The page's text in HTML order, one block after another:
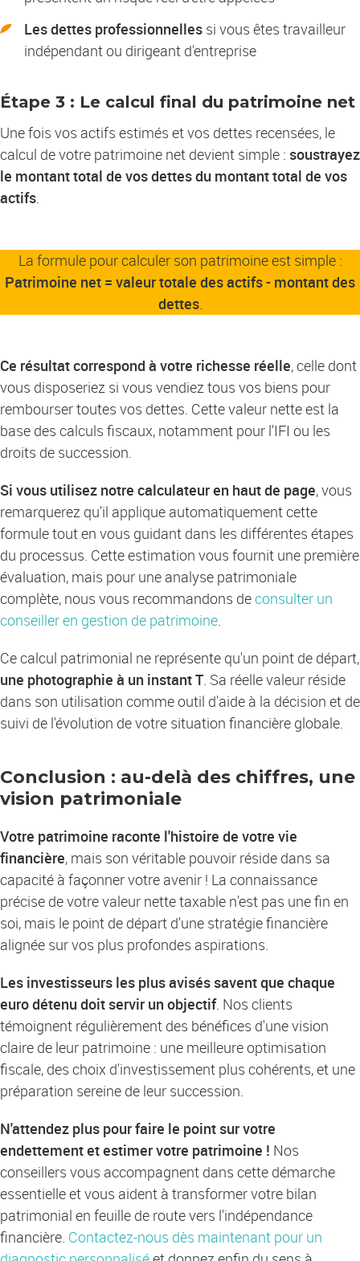
Les dettes professionnelles si vous êtes travailleur
indépendant ou dirigeant d'entreprise
Étape 3 : Le calcul final du patrimoine net
Une fois vos actifs estimés et vos dettes recensées, le
calcul de votre patrimoine net devient simple : soustrayez
le montant total de vos dettes du montant total de vos
actifs.
La formule pour calculer son patrimoine est simple :
Patrimoine net = valeur totale des actifs - montant des
dettes.
Ce résultat correspond à votre richesse réelle, celle dont
vous disposeriez si vous vendiez tous vos biens pour
rembourser toutes vos dettes. Cette valeur nette est la
base des calculs fiscaux, notamment pour l'IFI ou les
droits de succession.
Si vous utilisez notre calculateur en haut de page, vous
remarquerez qu'il applique automatiquement cette
formule tout en vous guidant dans les différentes étapes
du processus. Cette estimation vous fournit une première
évaluation, mais pour une analyse patrimoniale
complète, nous vous recommandons deconsulter un
conseiller en gestion de patrimoine.
Ce calcul patrimonial ne représente qu'un point de départ,
une photographie à un instant T. Sa réelle valeur réside
dans son utilisation comme outil d'aide à la décision et de
suivi de l'évolution de votre situation financière globale.
Conclusion : au-delà des chiffres, une
vision patrimoniale
Votre patrimoine raconte l'histoire de votre vie
financière, mais son véritable pouvoir réside dans sa
capacité à façonner votre avenir ! La connaissance
précise de votre valeur nette taxable n'est pas une fin en
soi, mais le point de départ d'une stratégie financière
alignée sur vos plus profondes aspirations.
Les investisseurs les plus avisés savent que chaque
euro détenu doit servir un objectif. Nos clients
témoignent régulièrement des bénéfices d'une vision
claire de leur patrimoine : une meilleure optimisation
fiscale, des choix d'investissement plus cohérents, et une
préparation sereine de leur succession.
N'attendez plus pour faire le point sur votre
endettement et estimer votre patrimoine ! Nos
conseillers vous accompagnent dans cette démarche
essentielle et vous aident à transformer votre bilan
patrimonial en feuille de route vers l'indépendance
financière. Contactez-nous dès maintenant pour un